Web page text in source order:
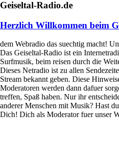
Geiseltal-Radio.de
Herzlich Willkommen beim
dem Webradio das suechtig macht!
Das Geiseltal-Radio ist ein
Surfmusik, beim reisen durch die
Dieses Netradio ist zu allen
Stream bekannt geben. Diese
Moderatoren werden dann dafuer
treffen, Spaß haben. Nur ihr
anderer Menschen mit Musik? Hast
Dich! Dich als Moderator fuer unser